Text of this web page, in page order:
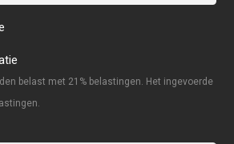
belast met 21% belastingen. Het ingevoerde